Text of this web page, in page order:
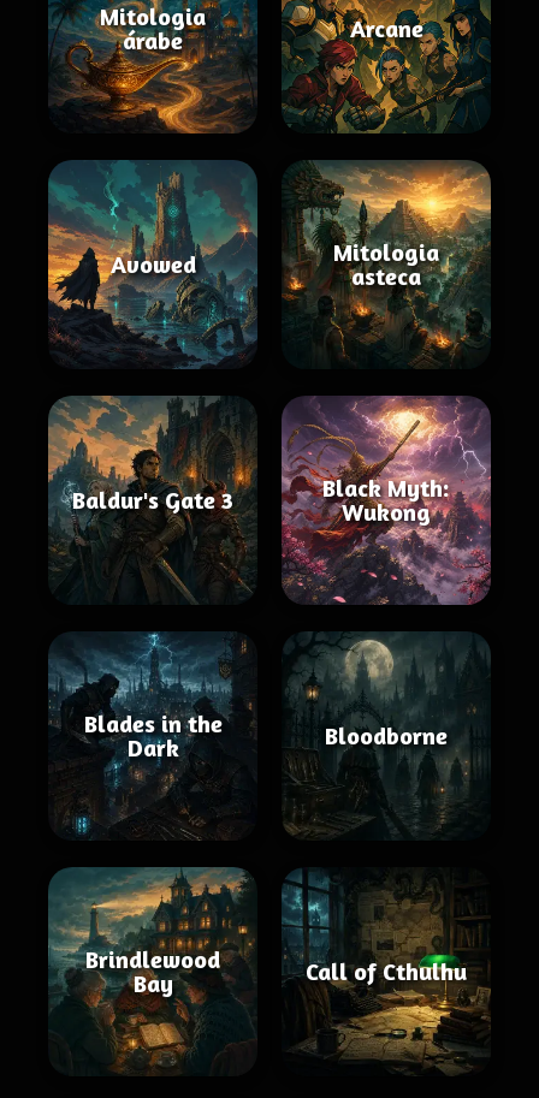
Mitologia
árabe
Arcane
Avowed
Mitologia
asteca
Baldur's Gate 3
Black Myth:
Wukong
Blades in the
Dark
Bloodborne
Brindlewood
Bay
Call of Cthulhu